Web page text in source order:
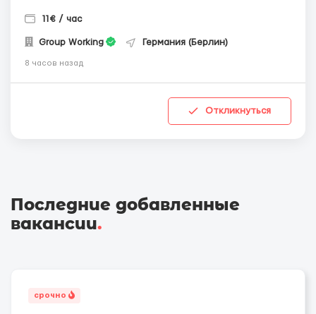
11€ / час
Group Working Германия (Берлин)
8 часов назад
Откликнуться
Последние добавленные
вакансии.
срочно